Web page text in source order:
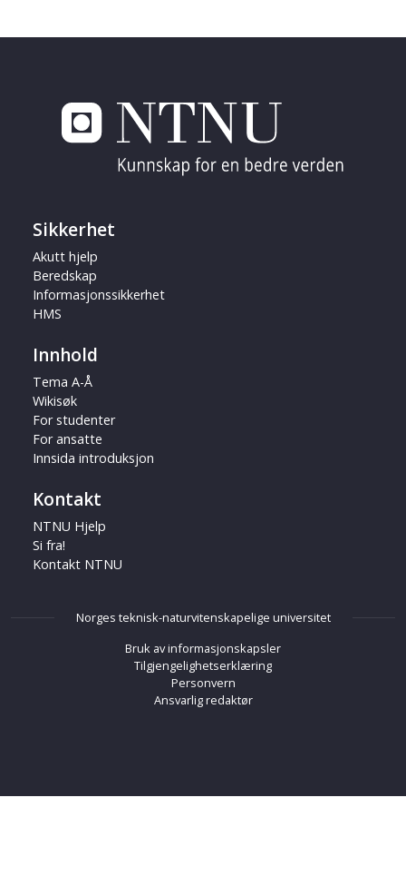
Sikkerhet
Akutt hjelp
Beredskap
Informasjonssikkerhet
HMS
Innhold
Tema A-Å
Wikisøk
For studenter
For ansatte
Innsida introduksjon
Kontakt
NTNU Hjelp
Si fra!
Kontakt NTNU
Norges teknisk-naturvitenskapelige universitet
Bruk av informasjonskapsler
Tilgjengelighetserklæring
Personvern
Ansvarlig redaktør